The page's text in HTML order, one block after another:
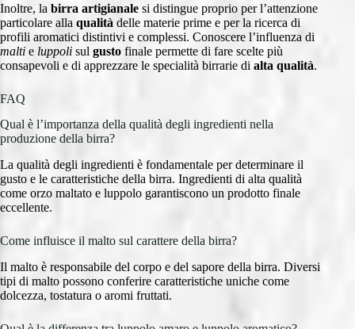
Inoltre, la birra artigianale si distingue proprio per l’attenzione
particolare alla qualità delle materie prime e per la ricerca di
profili aromatici distintivi e complessi. Conoscere l’influenza di
malti e luppoli sul gusto finale permette di fare scelte più
consapevoli e di apprezzare le specialità birrarie di alta qualità.
FAQ
Qual è l’importanza della qualità degli ingredienti nella
produzione della birra?
La qualità degli ingredienti è fondamentale per determinare il
gusto e le caratteristiche della birra. Ingredienti di alta qualità
come orzo maltato e luppolo garantiscono un prodotto finale
eccellente.
Come influisce il malto sul carattere della birra?
Il malto è responsabile del corpo e del sapore della birra. Diversi
tipi di malto possono conferire caratteristiche uniche come
dolcezza, tostatura o aromi fruttati.